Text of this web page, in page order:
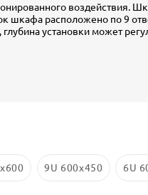
воздействия.
шкафа расположено по 9
установки может
9U 600x450 6U